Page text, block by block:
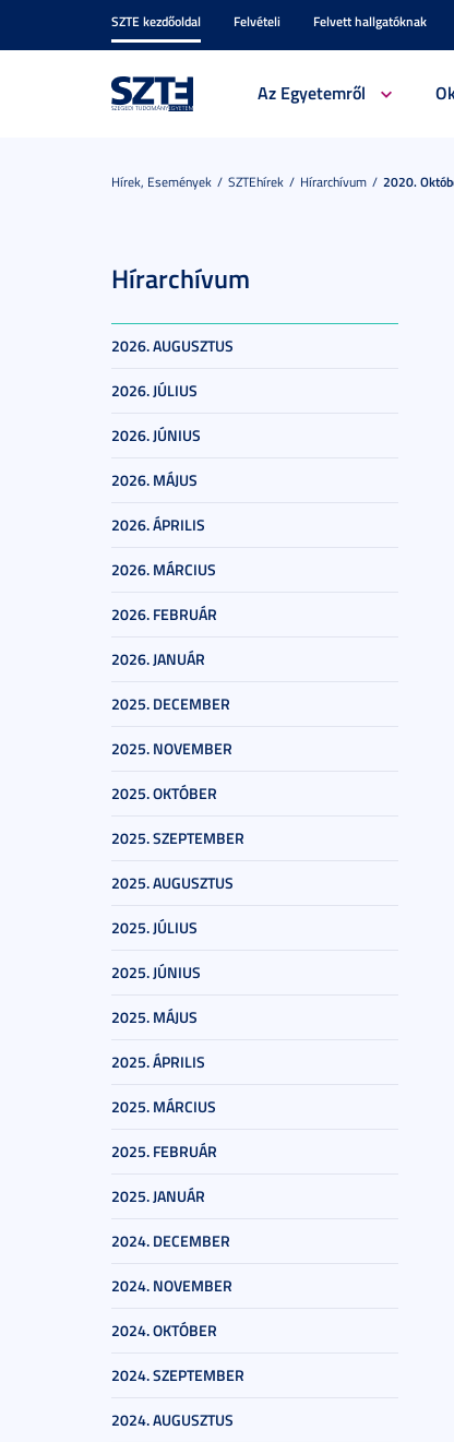
SZTE kezdőoldal Felvételi Felvett hallgatóknak
Az Egyetemről
Hírek, Események SZTEhírek Hírarchívum 2020.
Hírarchívum
2026. AUGUSZTUS
2026. JÚLIUS
2026. JÚNIUS
2026. MÁJUS
2026. ÁPRILIS
2026. MÁRCIUS
2026. FEBRUÁR
2026. JANUÁR
2025. DECEMBER
2025. NOVEMBER
2025. OKTÓBER
2025. SZEPTEMBER
2025. AUGUSZTUS
2025. JÚLIUS
2025. JÚNIUS
2025. MÁJUS
2025. ÁPRILIS
2025. MÁRCIUS
2025. FEBRUÁR
2025. JANUÁR
2024. DECEMBER
2024. NOVEMBER
2024. OKTÓBER
2024. SZEPTEMBER
2024. AUGUSZTUS